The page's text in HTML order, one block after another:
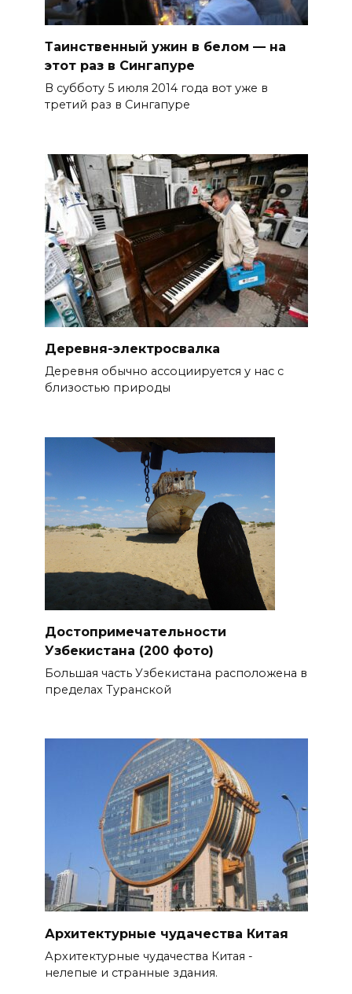
Таинственный ужин в белом — на
этот раз в Сингапуре
В субботу 5 июля 2014 года вот уже в
третий раз в Сингапуре
Деревня-электросвалка
Деревня обычно ассоциируется у нас с
близостью природы
Достопримечательности
Узбекистана (200 фото)
Большая часть Узбекистана расположена в
пределах Туранской
Архитектурные чудачества Китая
Архитектурные чудачества Китая -
нелепые и странные здания.